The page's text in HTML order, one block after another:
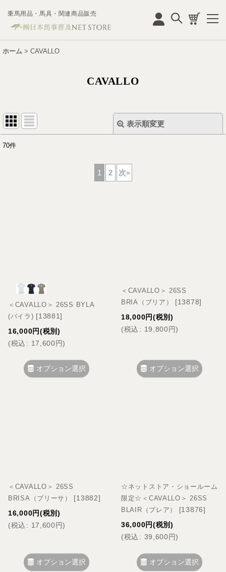
乗馬用品・馬具・関連商品販売
ホーム > CAVALLO
CAVALLO
表示順変更
70件
1 2 次»
＜CAVALLO＞ 26SS BYLA
(バイラ) [13881]
16,000円(税別)
(税込 : 17,600円)
オプション選択
＜CAVALLO＞ 26SS
BRIA（ブリア）
[13878]
18,000円(税別)
(税込 : 19,800円)
オプション選択
＜CAVALLO＞ 26SS
BRISA（ブリーサ）
[13882]
16,000円(税別)
(税込 : 17,600円)
オプション選択
☆ネットストア・ショールーム
限定☆＜CAVALLO＞ 26SS
BLAIR（ブレア）
[13876]
36,000円(税別)
(税込 : 39,600円)
オプション選択